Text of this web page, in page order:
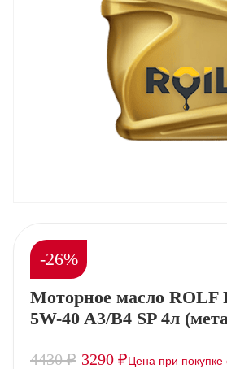
-26%
Моторное масло ROLF
5W-40 A3/B4 SP 4л
4430₽ 3290 ₽